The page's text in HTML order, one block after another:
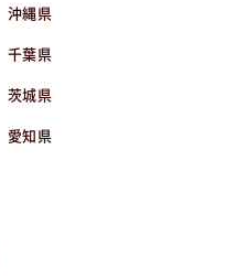
沖縄県
千葉県
茨城県
愛知県